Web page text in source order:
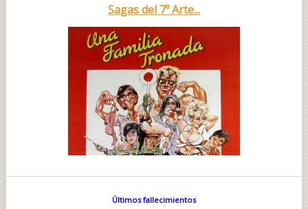
Sagas del 7º Arte...
Últimos fallecimientos